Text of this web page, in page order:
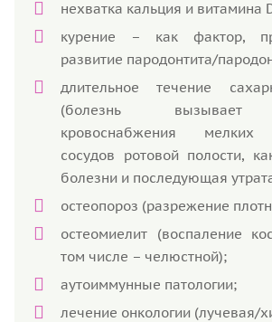
нехватка кальция и витамина
курение – как фактор,
развитие пародонтита/
длительное течение
(болезнь вызывает
кровоснабжения мелких
сосудов ротовой полости,
болезни и последующая
остеопороз (разрежение
остеомиелит (воспаление
том числе – челюстной);
аутоиммунные патологии;
лечение онкологии (лучевая/